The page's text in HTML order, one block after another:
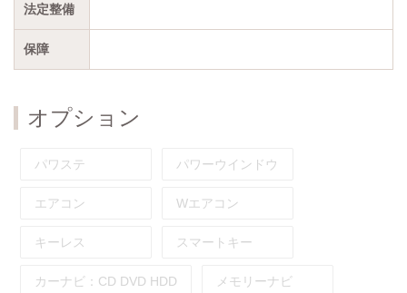
法定整備
保障
オプション
パワステ パワーウインドウ
エアコン Wエアコン
キーレス スマートキー
カーナビ： CD DVD HDD メモリーナビ